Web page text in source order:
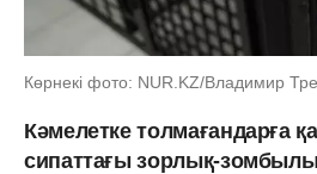
Көрнекі фото: NUR.KZ/Владимир
Кәмелетке толмағандарға
сипаттағы зорлық-